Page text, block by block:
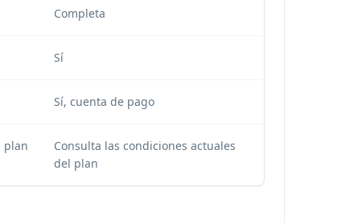
Completa
Sí
Sí, cuenta de pago
plan
Consulta las condiciones actuales
del plan